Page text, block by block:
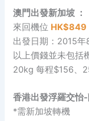
澳門出發新加坡 ：
來回機位 HK$849
出發日期：2015年
以上價錢並未包括
20kg 每程$156、
香港出發浮羅交怡-
*需新加坡轉機